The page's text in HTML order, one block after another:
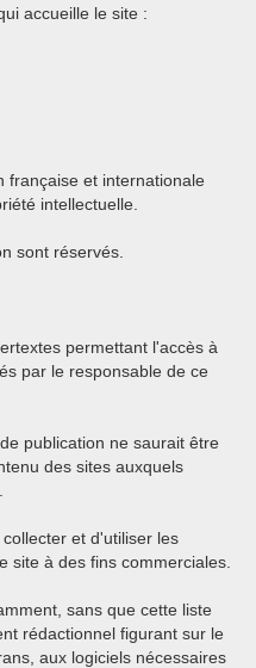
accueille le site :
française et internationale
intellectuelle.
sont réservés.
permettant l'accès à
par le responsable de ce
publication ne saurait être
des sites auxquels
et d'utiliser les
site à des fins commerciales.
sans que cette liste
rédactionnel figurant sur le
aux logiciels nécessaires